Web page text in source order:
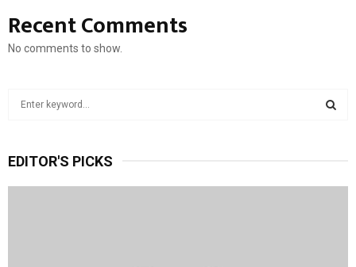
Recent Comments
No comments to show.
c
EDITOR'S PICKS